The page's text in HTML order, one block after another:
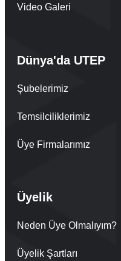
Video Galeri
Dünya'da UTEP
Şubelerimiz
Temsilciliklerimiz
Üye Firmalarımız
Üyelik
Neden Üye Olmalıyım?
Üyelik Şartları